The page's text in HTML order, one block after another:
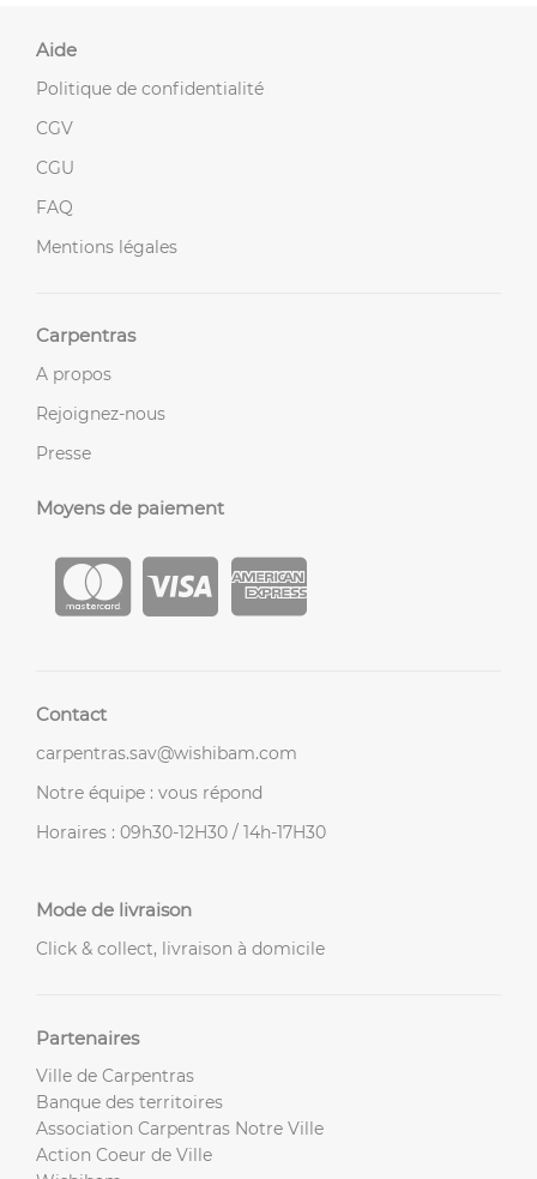
Aide
Politique de confidentialité
CGV
CGU
FAQ
Mentions légales
Carpentras
A propos
Rejoignez-nous
Presse
Moyens de paiement
Contact
carpentras.sav@wishibam.com
Notre équipe : vous répond
Horaires : 09h30-12H30 / 14h-17H30
Mode de livraison
Click & collect, livraison à domicile
Partenaires
Ville de Carpentras
Banque des territoires
Association Carpentras Notre Ville
Action Coeur de Ville